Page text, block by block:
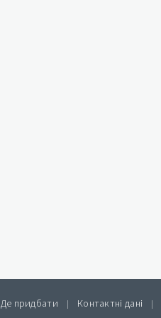
Де придбати | Контактні дані |